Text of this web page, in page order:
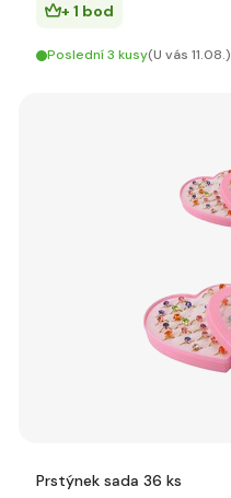
+ 1 bod
Poslední 3 kusy(U vás 11.08.)
Prstýnek sada 36 ks